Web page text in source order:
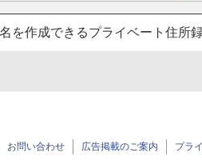
を作成できるプライベート住所
お問い合わせ 広告掲載のご案内 プラ